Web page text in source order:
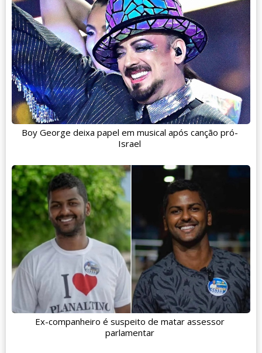
Boy George deixa papel em musical após canção pró-
Israel
Ex-companheiro é suspeito de matar assessor
parlamentar